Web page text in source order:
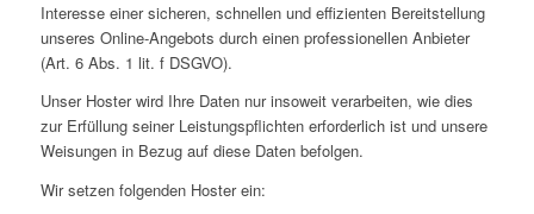
Interesse einer sicheren, schnellen und effizienten Bereitstellung
unseres Online-Angebots durch einen professionellen Anbieter
(Art. 6 Abs. 1 lit. f DSGVO).
Unser Hoster wird Ihre Daten nur insoweit verarbeiten, wie dies
zur Erfüllung seiner Leistungspflichten erforderlich ist und unsere
Weisungen in Bezug auf diese Daten befolgen.
Wir setzen folgenden Hoster ein: